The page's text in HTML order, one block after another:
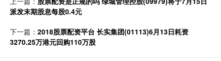
派发末期股息每股0.4元
下一篇： 2018股票配资平台 长实集团(01113)6月13日耗资
3270.25万港元回购110万股